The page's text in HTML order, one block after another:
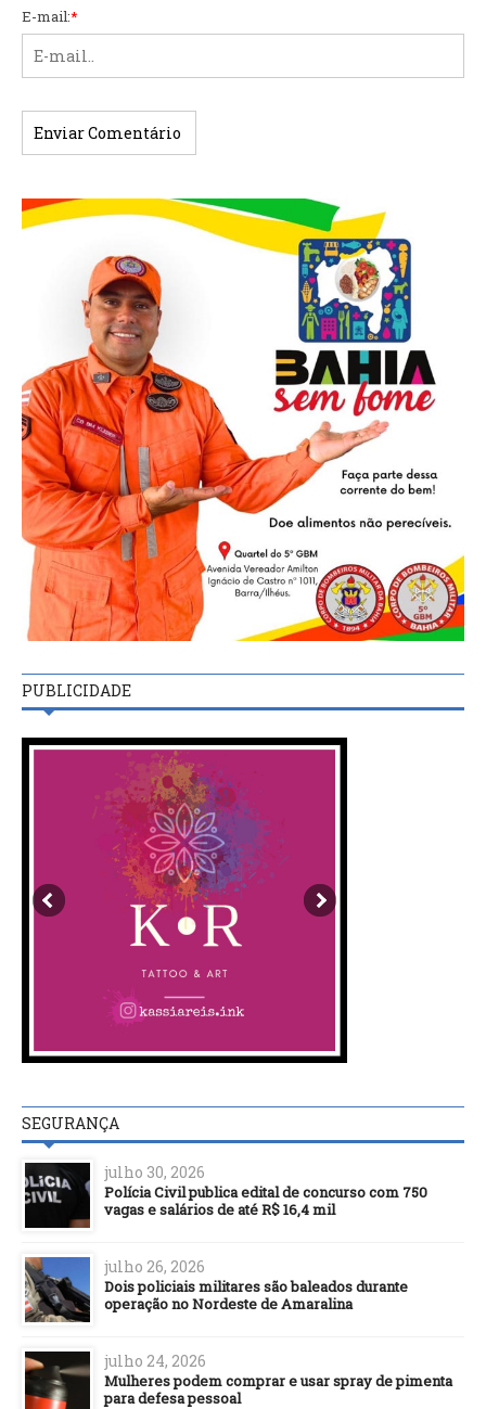
E-mail:*
PUBLICIDADE
SEGURANÇA
julho 30, 2026
Polícia Civil publica edital de concurso com 750
vagas e salários de até R$ 16,4 mil
julho 26, 2026
Dois policiais militares são baleados durante
operação no Nordeste de Amaralina
julho 24, 2026
Mulheres podem comprar e usar spray de pimenta
para defesa pessoal